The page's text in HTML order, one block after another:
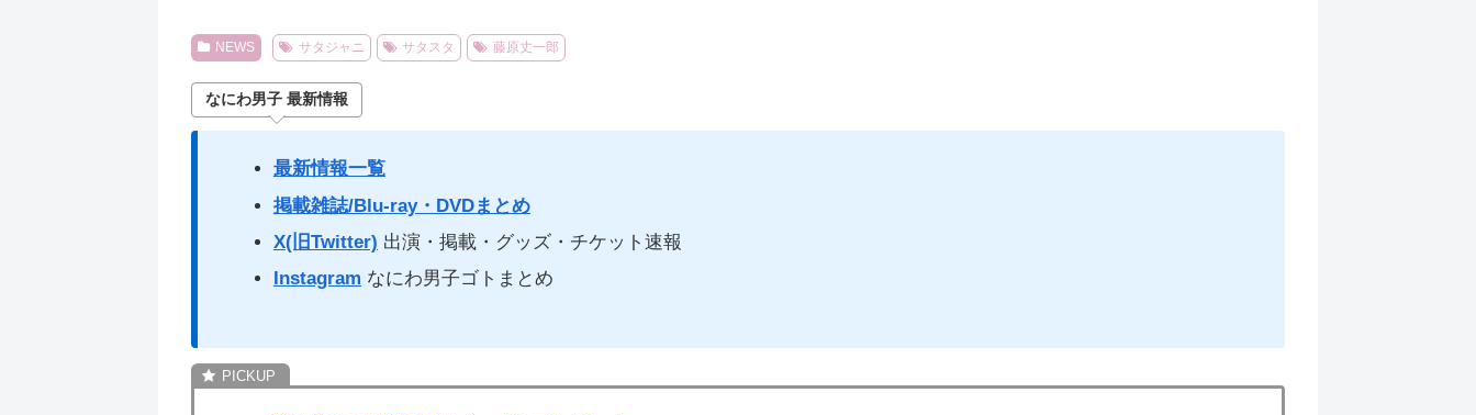
NEWS サタジャニ サタスタ 藤原丈一郎
なにわ男子 最新情報
最新情報一覧
掲載雑誌/Blu-ray・DVDまとめ
X(旧Twitter) 出演・掲載・グッズ・チケット速報
Instagram なにわ男子ゴトまとめ